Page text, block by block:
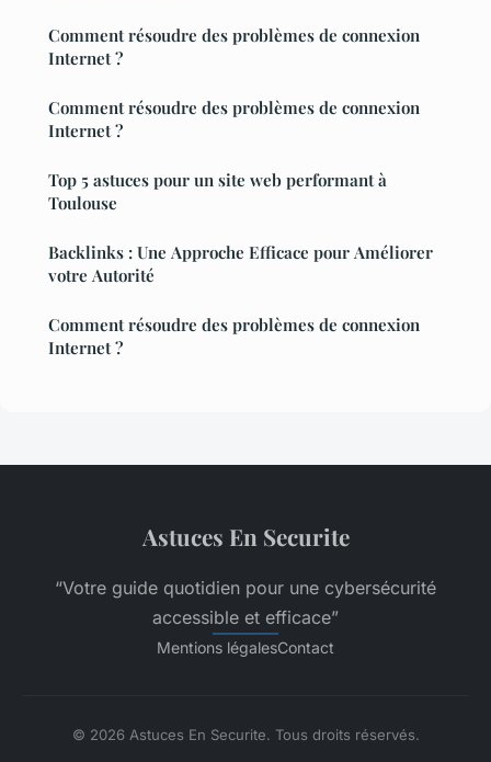
Comment résoudre des problèmes de connexion
Internet ?
Comment résoudre des problèmes de connexion
Internet ?
Top 5 astuces pour un site web performant à
Toulouse
Backlinks : Une Approche Efficace pour Améliorer
votre Autorité
Comment résoudre des problèmes de connexion
Internet ?
Astuces En Securite
“Votre guide quotidien pour une cybersécurité
accessible et efficace”
Mentions légalesContact
© 2026 Astuces En Securite. Tous droits réservés.